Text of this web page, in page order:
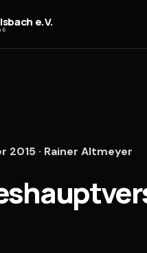
e.V.
2015 · Rainer Altmeyer